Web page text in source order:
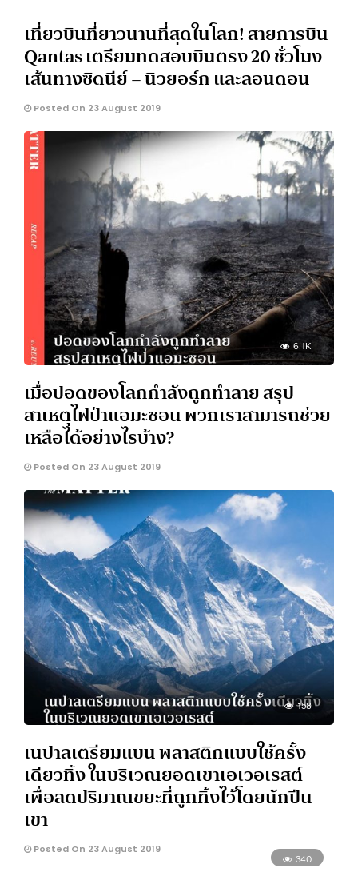
เที่ยวบินที่ยาวนานที่สุดในโลก! สายการบิน
Qantas เตรียมทดสอบบินตรง 20 ชั่วโมง
เส้นทางซิดนีย์ – นิวยอร์ก และลอนดอน
Posted On 23 August 2019
6.1K
เมื่อปอดของโลกกำลังถูกทำลาย สรุป
สาเหตุไฟป่าแอมะซอน พวกเราสามารถช่วย
เหลือได้อย่างไรบ้าง?
Posted On 23 August 2019
158
เนปาลเตรียมแบน พลาสติกแบบใช้ครั้ง
เดียวทิ้ง ในบริเวณยอดเขาเอเวอเรสต์
เพื่อลดปริมาณขยะที่ถูกทิ้งไว้โดยนักปีน
เขา
Posted On 23 August 2019
340